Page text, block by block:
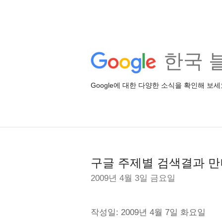
한국
Google에 대한 다양한 소식을 확인해 보세
구글 주제별 검색결과
2009년 4월 3일 금요일
작성일: 2009년 4월 7일 화요일